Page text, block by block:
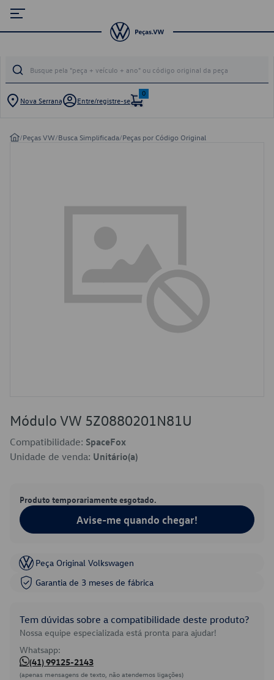
Nova Serrana Entre/registre-se
0
/Peças VW/Busca Simplificada/Peças por Código Original
Módulo VW 5Z0880201N81U
Compatibilidade: SpaceFox
Unidade de venda: Unitário(a)
Produto temporariamente esgotado.
Avise-me quando chegar!
Peça Original Volkswagen
Garantia de 3 meses de fábrica
Tem dúvidas sobre a compatibilidade deste produto?
Nossa equipe especializada está pronta para ajudar!
Whatsapp:
(41) 99125-2143
(apenas mensagens de texto, não atendemos ligações)